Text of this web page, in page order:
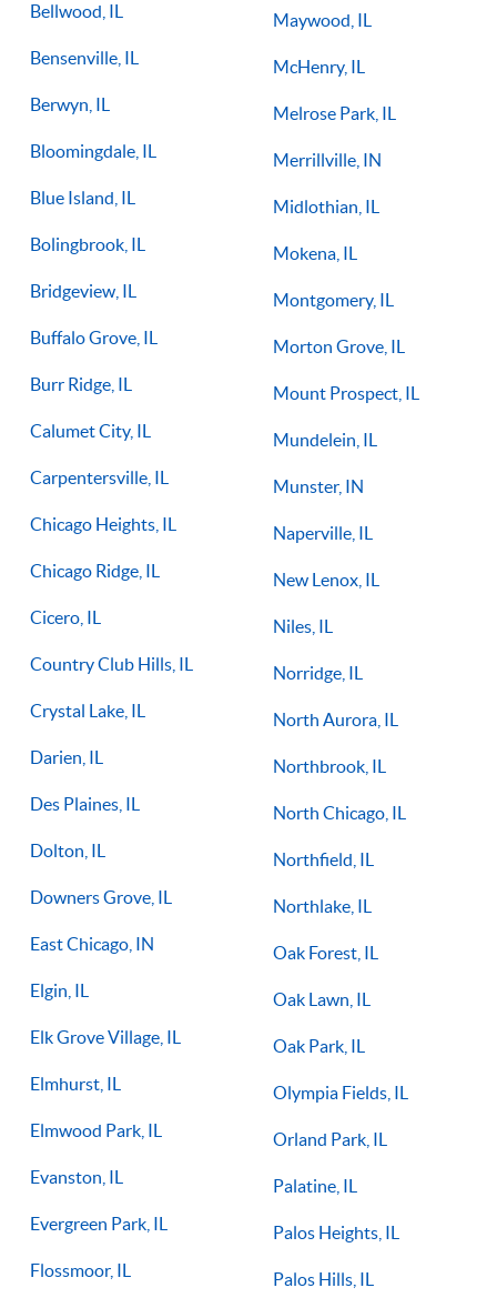
Bellwood, IL
Bensenville, IL
Berwyn, IL
Bloomingdale, IL
Blue Island, IL
Bolingbrook, IL
Bridgeview, IL
Buffalo Grove, IL
Burr Ridge, IL
Calumet City, IL
Carpentersville, IL
Chicago Heights, IL
Chicago Ridge, IL
Cicero, IL
Country Club Hills, IL
Crystal Lake, IL
Darien, IL
Des Plaines, IL
Dolton, IL
Downers Grove, IL
East Chicago, IN
Elgin, IL
Elk Grove Village, IL
Elmhurst, IL
Elmwood Park, IL
Evanston, IL
Evergreen Park, IL
Flossmoor, IL
Maywood, IL
McHenry, IL
Melrose Park, IL
Merrillville, IN
Midlothian, IL
Mokena, IL
Montgomery, IL
Morton Grove, IL
Mount Prospect, IL
Mundelein, IL
Munster, IN
Naperville, IL
New Lenox, IL
Niles, IL
Norridge, IL
North Aurora, IL
Northbrook, IL
North Chicago, IL
Northfield, IL
Northlake, IL
Oak Forest, IL
Oak Lawn, IL
Oak Park, IL
Olympia Fields, IL
Orland Park, IL
Palatine, IL
Palos Heights, IL
Palos Hills, IL